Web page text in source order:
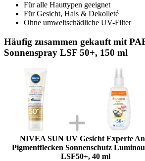
Für alle Hauttypen geeignet
Für Gesicht, Hals & Dekolleté
Ohne umweltschädliche UV-Filter
Häufig zusammen gekauft mit
Sonnenspray LSF 50+, 150 ml
NIVEA SUN UV Gesicht Experte
Pigmentflecken Sonnenschutz
LSF50+, 40 ml